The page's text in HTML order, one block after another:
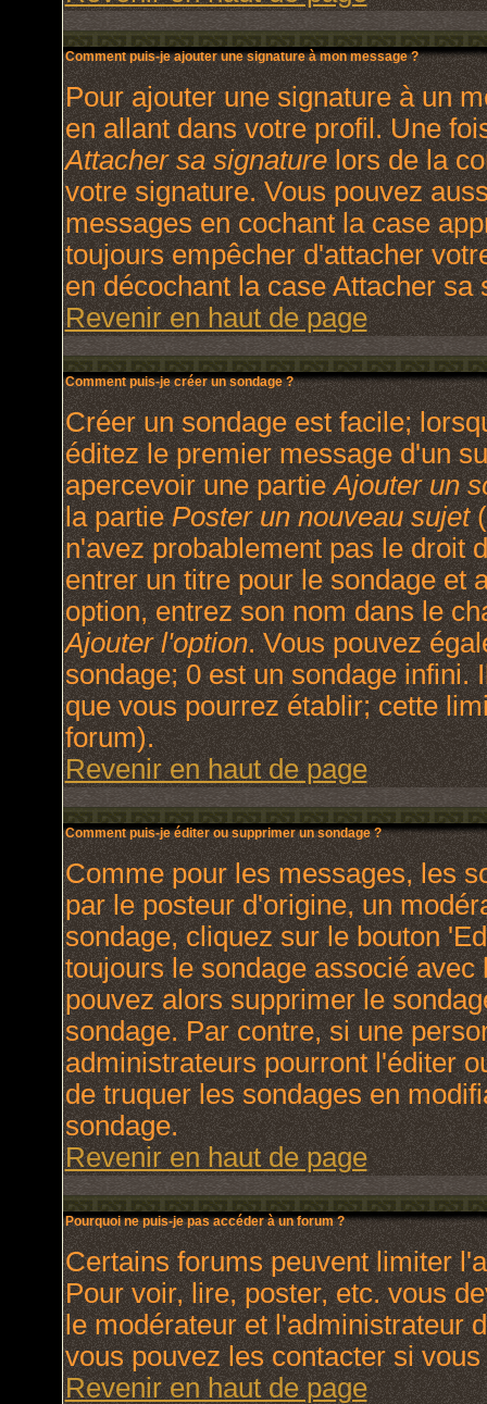
Comment puis-je ajouter une signature à mon message ?
Pour ajouter une signature à un
en allant dans votre profil. Une
Attacher sa signaturelors de la
votre signature. Vous pouvez
messages en cochant la case
toujours empêcher d'attacher
en décochant la case Attacher
Revenir en haut de page
Comment puis-je créer un sondage ?
Créer un sondage est facile;
éditez le premier message d'un
apercevoir une partieAjouter un
la partiePoster un nouveau sujet
n'avez probablement pas le droit
entrer un titre pour le sondage et
option, entrez son nom dans le
Ajouter l'option. Vous pouvez
sondage; 0 est un sondage infini.
que vous pourrez établir; cette
forum).
Revenir en haut de page
Comment puis-je éditer ou supprimer un sondage ?
Comme pour les messages, les
par le posteur d'origine, un
sondage, cliquez sur le bouton
toujours le sondage associé
pouvez alors supprimer le
sondage. Par contre, si une
administrateurs pourront l'éditer
de truquer les sondages en
sondage.
Revenir en haut de page
Pourquoi ne puis-je pas accéder à un forum ?
Certains forums peuvent limiter
Pour voir, lire, poster, etc. vous
le modérateur et l'administrateur
vous pouvez les contacter si
Revenir en haut de page